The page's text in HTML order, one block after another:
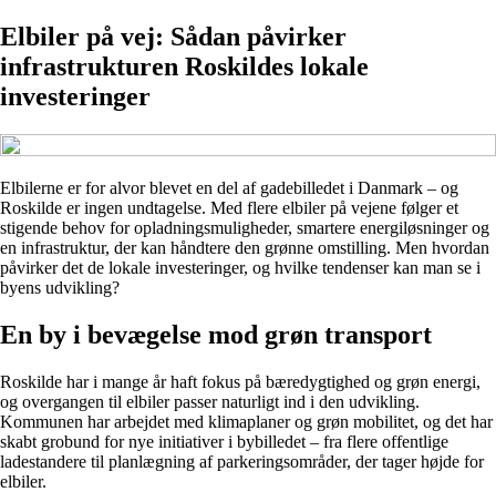
Elbiler på vej: Sådan påvirker
infrastrukturen Roskildes lokale
investeringer
Elbilerne er for alvor blevet en del af gadebilledet i Danmark – og
Roskilde er ingen undtagelse. Med flere elbiler på vejene følger et
stigende behov for opladningsmuligheder, smartere energiløsninger og
en infrastruktur, der kan håndtere den grønne omstilling. Men hvordan
påvirker det de lokale investeringer, og hvilke tendenser kan man se i
byens udvikling?
En by i bevægelse mod grøn transport
Roskilde har i mange år haft fokus på bæredygtighed og grøn energi,
og overgangen til elbiler passer naturligt ind i den udvikling.
Kommunen har arbejdet med klimaplaner og grøn mobilitet, og det har
skabt grobund for nye initiativer i bybilledet – fra flere offentlige
ladestandere til planlægning af parkeringsområder, der tager højde for
elbiler.